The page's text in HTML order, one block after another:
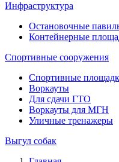
Инфраструктура
Остановочные
Контейнерные
Спортивные сооружения
Спортивные
Воркауты
Для сдачи ГТО
Воркауты для МГН
Уличные тренажеры
Выгул собак